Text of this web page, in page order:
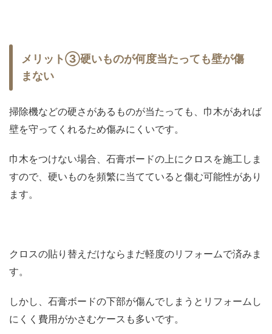
メリット③硬いものが何度当たっても壁が傷
まない
掃除機などの硬さがあるものが当たっても、巾木があれば
壁を守ってくれるため傷みにくいです。
巾木をつけない場合、石膏ボードの上にクロスを施工しま
すので、硬いものを頻繁に当てていると傷む可能性があり
ます。
クロスの貼り替えだけならまだ軽度のリフォームで済みま
す。
しかし、石膏ボードの下部が傷んでしまうとリフォームし
にくく費用がかさむケースも多いです。